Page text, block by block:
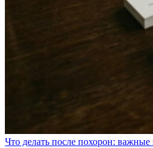
Что делать после похорон: